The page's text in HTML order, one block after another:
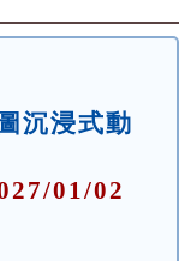
沉浸式動
01/02